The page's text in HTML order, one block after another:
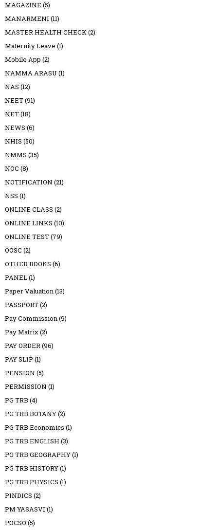
MAGAZINE (5)
MANARMENI (11)
MASTER HEALTH CHECK(2)
Maternity Leave (1)
Mobile App (2)
NAMMA ARASU (1)
NAS (12)
NEET(91)
NET(18)
NEWS (6)
NHIS (50)
NMMS (35)
NOC (8)
NOTIFICATION (21)
NSS (1)
ONLINE CLASS (2)
ONLINE LINKS (10)
ONLINE TEST(79)
OOSC (2)
OTHER BOOKS (6)
PANEL(1)
Paper Valuation(13)
PASSPORT(2)
Pay Commission(9)
Pay Matrix(2)
PAY ORDER(96)
PAY SLIP (1)
PENSION (5)
PERMISSION (1)
PG TRB (4)
PG TRB BOTANY(2)
PG TRB Economics (1)
PG TRB ENGLISH (3)
PG TRB GEOGRAPHY(1)
PG TRB HISTORY(1)
PG TRB PHYSICS (1)
PINDICS (2)
PM YASASVI (1)
POCSO (5)